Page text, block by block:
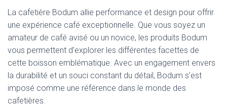
La cafetière Bodum allie performance et design pour offrir
une expérience café exceptionnelle. Que vous soyez un
amateur de café avisé ou un novice, les produits Bodum
vous permettent d’explorer les différentes facettes de
cette boisson emblématique. Avec un engagement envers
la durabilité et un souci constant du détail, Bodum s’est
imposé comme une référence dans le monde des
cafetières.